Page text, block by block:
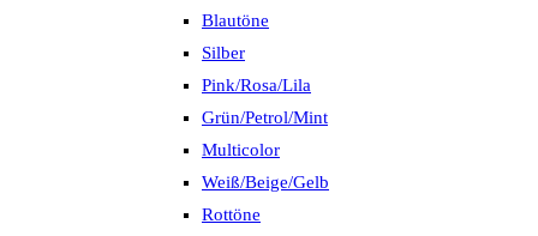
Blautöne
Silber
Pink/Rosa/Lila
Grün/Petrol/Mint
Multicolor
Weiß/Beige/Gelb
Rottöne